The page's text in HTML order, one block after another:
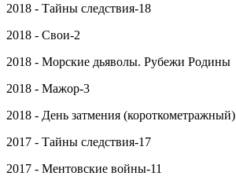
2018 - Тайны следствия-18
2018 - Свои-2
2018 - Морские дьяволы. Рубежи Родины
2018 - Мажор-3
2018 - День затмения (короткометражный)
2017 - Тайны следствия-17
2017 - Ментовские войны-11